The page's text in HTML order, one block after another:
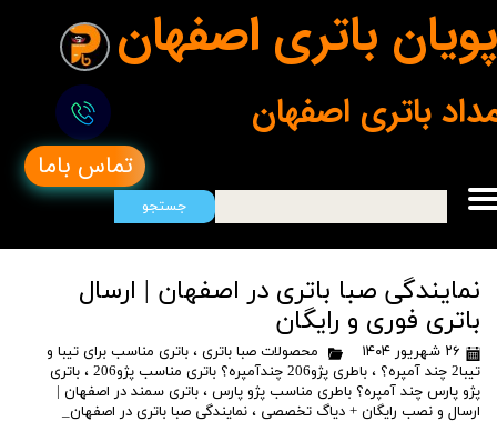
پویان باتری اصفهان
تماس باما
جستجو
باتری اصفهان
نمایندگی صبا باتری در اصفهان | ارسال
باتری فوری و رایگان
۲۶ شهریور ۱۴۰۴ محصولات صبا باتری ، باتری مناسب برای تیبا و
تیبا2 چند آمپره؟
، باطری پژو206 چندآمپره؟ باتری مناسب پژو206 ، باتری
پژو پارس چند آمپره؟ باطری مناسب پژو پارس ، باتری سمند در اصفهان |
ارسال و نصب رایگان + دیاگ تخصصی ، نمایندگی صبا باتری در اصفهان_